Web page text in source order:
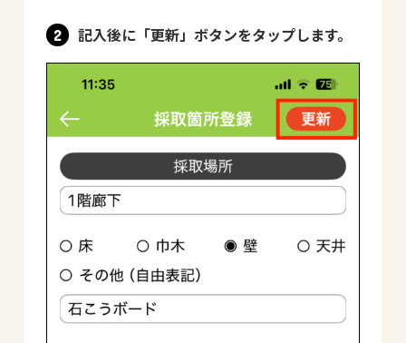
2 記入後に「更新」ボタンをタップします。